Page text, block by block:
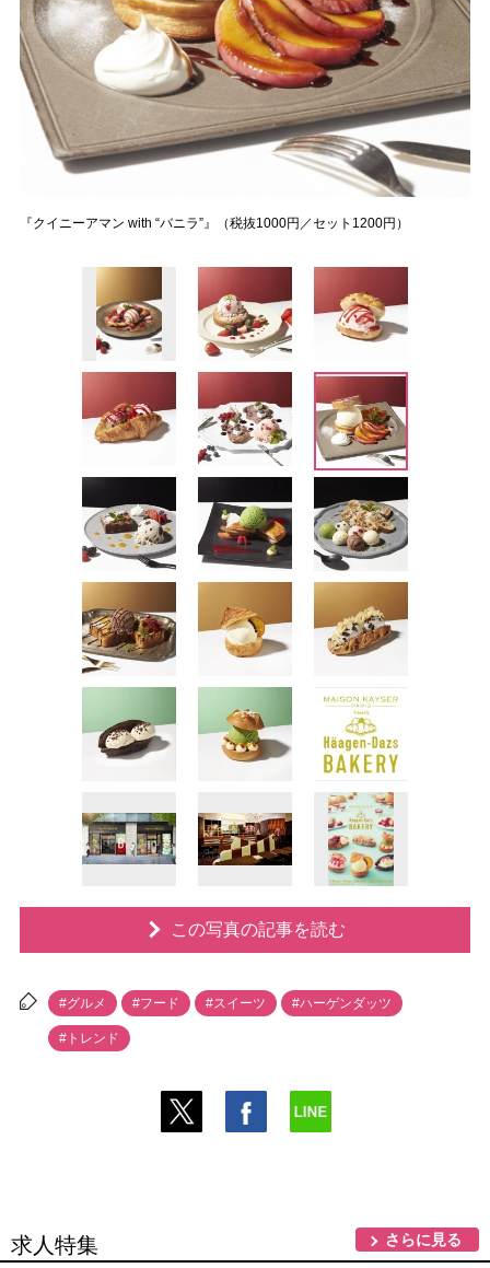
『クイニーアマン with “バニラ”』（税抜1000円／セット1200円）
この写真の記事を読む
#グルメ #フード #スイーツ #ハーゲンダッツ
#トレンド
求人特集 さらに見る